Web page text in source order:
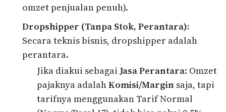
omzet penjualan penuh).
Dropshipper (Tanpa Stok, Perantara):
Secara teknis bisnis, dropshipper adalah
perantara.
Jika diakui sebagai Jasa Perantara: Omzet
pajaknya adalahKomisi/Margin saja, tapi
tarifnya menggunakan Tarif Normal